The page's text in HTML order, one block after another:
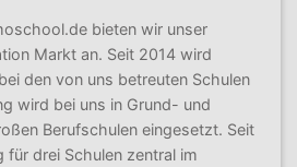
bieten wir unser
Markt an. Seit 2014 wird
den von uns betreuten Schulen
wird bei uns in Grund- und
Berufschulen eingesetzt. Seit
für drei Schulen zentral im